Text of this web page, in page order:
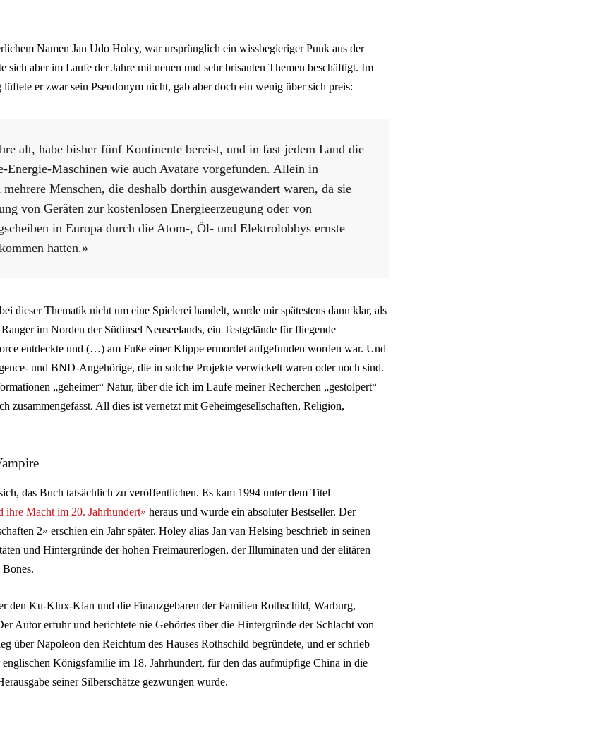
Namen Jan Udo Holey, war ursprünglich ein wissbegieriger Punk aus der
sich aber im Laufe der Jahre mit neuen und sehr brisanten Themen beschäftigt. Im
er zwar sein Pseudonym nicht, gab aber doch ein wenig über sich preis:
alt, habe bisher fünf Kontinente bereist, und in fast jedem Land die
Energie-Maschinen wie auch Avatare vorgefunden. Allein in
Menschen, die deshalb dorthin ausgewandert waren, da sie
von Geräten zur kostenlosen Energieerzeugung oder von
in Europa durch die Atom-, Öl- und Elektrolobbys ernste
hatten.»
dieser Thematik nicht um eine Spielerei handelt, wurde mir spätestens dann klar, als
im Norden der Südinsel Neuseelands, ein Testgelände für fliegende
entdeckte und (…) am Fuße einer Klippe ermordet aufgefunden worden war. Und
und BND-Angehörige, die in solche Projekte verwickelt waren oder noch sind.
„geheimer“ Natur, über die ich im Laufe meiner Recherchen „gestolpert“
zusammengefasst. All dies ist vernetzt mit Geheimgesellschaften, Religion,
das Buch tatsächlich zu veröffentlichen. Es kam 1994 unter dem Titel
ihre Macht im 20. Jahrhundert» heraus und wurde ein absoluter Bestseller. Der
2» erschien ein Jahr später. Holey alias Jan van Helsing beschrieb in seinen
und Hintergründe der hohen Freimaurerlogen, der Illuminaten und der elitären
den Ku-Klux-Klan und die Finanzgebaren der Familien Rothschild, Warburg,
Autor erfuhr und berichtete nie Gehörtes über die Hintergründe der Schlacht von
über Napoleon den Reichtum des Hauses Rothschild begründete, und er schrieb
Königsfamilie im 18. Jahrhundert, für den das aufmüpfige China in die
seiner Silberschätze gezwungen wurde.